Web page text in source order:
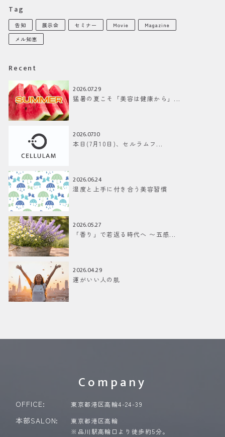
Tag
告知 展示会 セミナー Movie
Magazine
メル知恵
Recent
2026.07.29
猛暑の夏こそ「美容は健康から」...
2026.07.10
本日(7月10日)、セルラムフ...
2026.06.24
湿度と上手に付き合う美容習慣
2026.05.27
「香り」で若返る時代へ 〜五感...
2026.04.29
運がいい人の肌
Company
OFFICE: 東京都港区高輪4-24-39
本部SALON:
東京都港区高輪
※品川駅高輪口より徒歩約5分。